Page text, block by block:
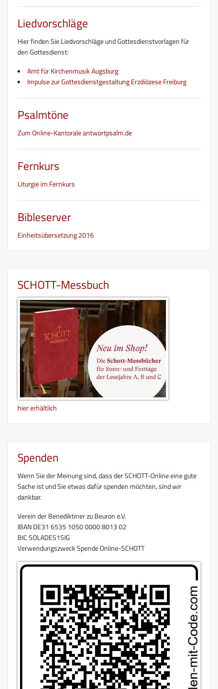
Liedvorschläge
Hier finden Sie Liedvorschläge und Gottesdienstvorlagen für
den Gottesdienst:
Amt für Kirchenmusik Augsburg
Impulse zur Gottesdienstgestaltung Erzdiözese Freiburg
Psalmtöne
Zum Online-Kantorale antwortpsalm.de
Fernkurs
Liturgie im Fernkurs
Bibleserver
Einheitsübersetzung 2016
SCHOTT-Messbuch
hier erhältlich
Spenden
Wenn Sie der Meinung sind, dass der SCHOTT-Online eine gute
Sache ist und Sie etwas dafür spenden möchten, sind wir
dankbar.
Verein der Benediktiner zu Beuron e.V.
IBAN DE31 6535 1050 0000 8013 02
BIC SOLADES1SIG
Verwendungszweck Spende Online-SCHOTT